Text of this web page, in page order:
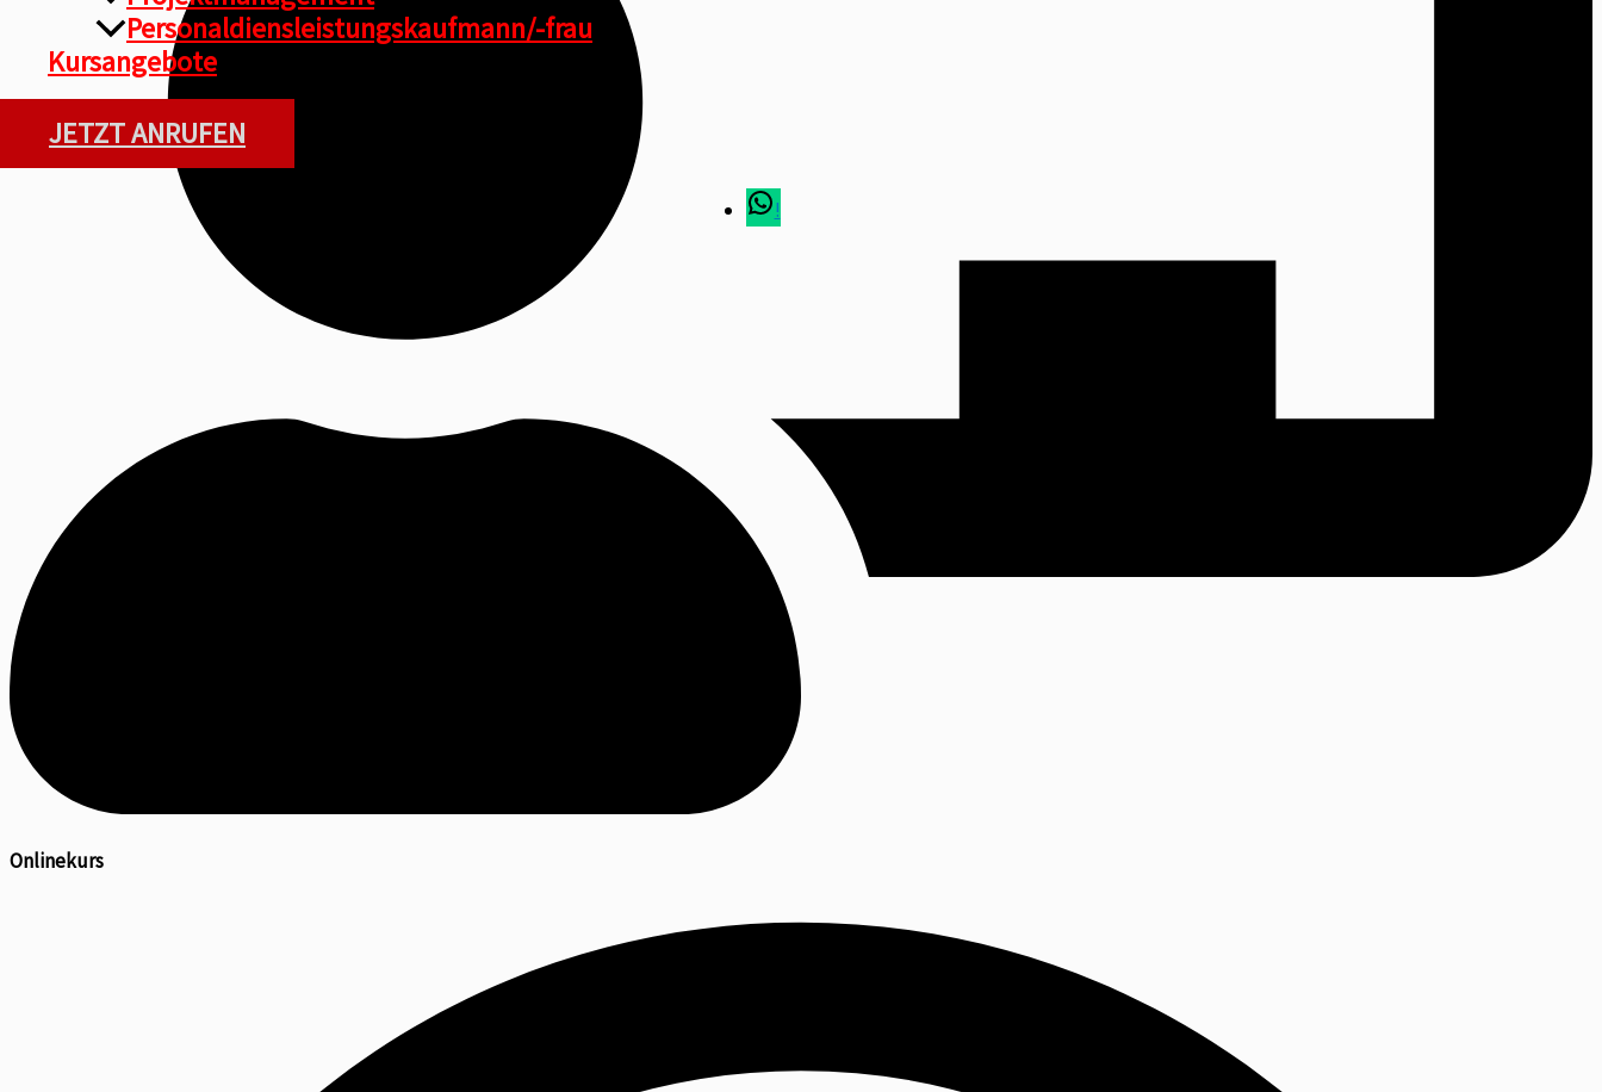
Personaldiensleistungskaufmann/-frau
Kursangebote
JETZT ANRUFEN
!
Onlinekurs